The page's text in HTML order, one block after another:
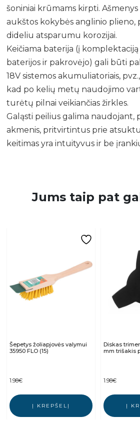
šoniniai krūmams kirpti.
aukštos kokybės anglinio plieno,
dideliu atsparumu korozijai.
Keičiama baterija (į
baterijos ir pakrovėjo) gali būti
18V sistemos akumuliatoriais,
kad po kelių metų naudojimo
turėtų pilnai veikiančias žirkles.
Galąsti peilius galima naudojant,
akmenis, pritvirtintus prie
keitimas yra intuityvus ir be
Jums taip pat
Šepetys žoliapjovės valymui
35950 FLO (15)
1.98€
Į KREPŠELĮ
Diskas
mm trišakis
1.98€
Į